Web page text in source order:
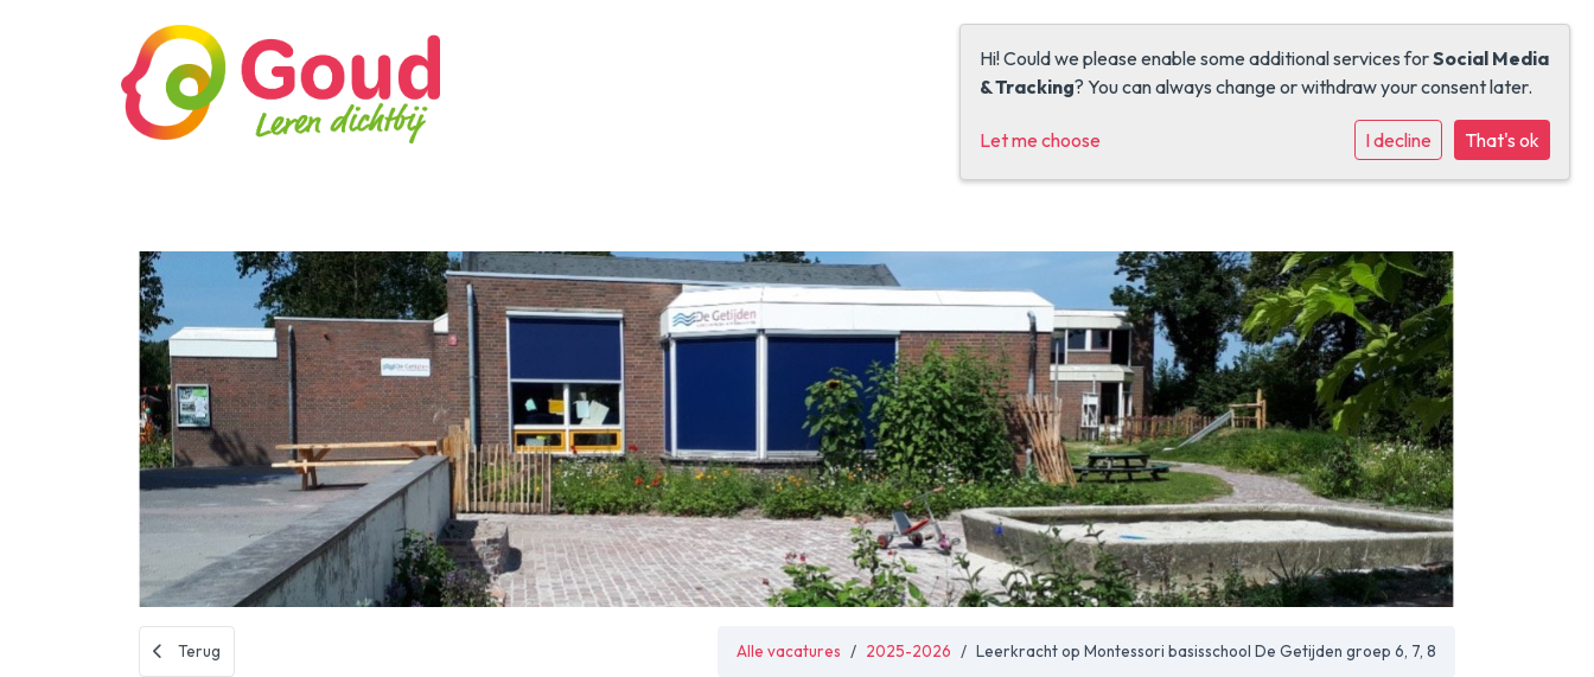
Kinderopvang
Vacaturebank
Terug Alle vacatures 2025-2026 Leerkracht op Montessori basisschool De Getijden groep 6, 7, 8
Hi! Could we please enable some additional services forSocial Media
& Tracking? You can always change or withdraw your consent later.
Let me choose I decline That's ok